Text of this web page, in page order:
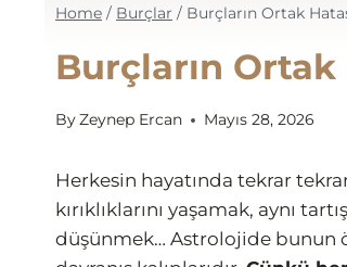
Home / Burçlar / Burçların Ortak
Burçların Ortak
ByZeynep Ercan Mayıs 28, 2026
Herkesin hayatında tekrar
kırıklıklarını yaşamak, aynı
düşünmek… Astrolojide bunun